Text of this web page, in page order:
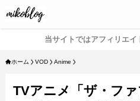
当サイトではアフィリエ
ホーム VOD Anime
TVアニメ「ザ・フ